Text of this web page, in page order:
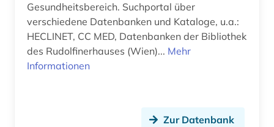
sozialmedizin (1)
sozialwesen (2)
statistische datenbank (1)
Gesundheitsbereich. Suchportal über
verschiedene Datenbanken und Kataloge, u.a.:
HECLINET, CC MED, Datenbanken der Bibliothek
des Rudolfinerhauses (Wien)... Mehr
Informationen
Zur Datenbank